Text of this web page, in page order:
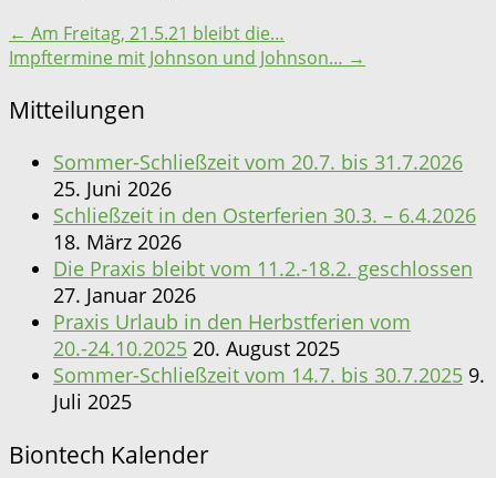
← Am Freitag, 21.5.21 bleibt die…
Impftermine mit Johnson und Johnson… →
Mitteilungen
Sommer-Schließzeit vom 20.7. bis 31.7.2026
25. Juni 2026
Schließzeit in den Osterferien 30.3. – 6.4.2026
18. März 2026
Die Praxis bleibt vom 11.2.-18.2. geschlossen
27. Januar 2026
Praxis Urlaub in den Herbstferien vom
20.-24.10.2025 20. August 2025
Sommer-Schließzeit vom 14.7. bis 30.7.2025 9.
Juli 2025
Biontech Kalender